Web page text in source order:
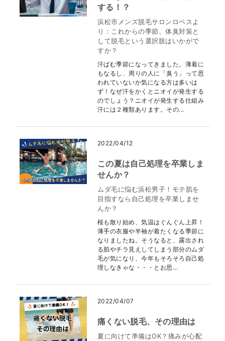
する！？
浜松市メンズ脱毛サロンロペスよ
り：これからの季節、体臭対策と
して脱毛という選択肢はいかがで
すか？
汗ばむ季節になってきました。薄着に
もなるし、周りの人に「臭う」って思
われていないか気になる方は多いは
ず！なぜ汗をかくとニオイが発生する
のでしょう？ニオイが発生する仕組み
汗には２種類あります。その...
2022/04/12
この夏は自己処理を卒業しま
せんか？
ムダ毛に悩む浜松男子！モテ肌を
目指すなら自己処理を卒業しませ
んか？
桜も散り始め、気温はぐんぐん上昇！
薄手の衣服や半袖が着たくなる季節に
なりましたね。そうなると、露出され
る肌やチラ見えしてしまう部分のムダ
毛が気になり、今年もそろそろ自己処
理しなきゃな・・・とお思...
2022/04/07
痛くない脱毛、その理由は
夏に向けて準備はOK？痛みが心配